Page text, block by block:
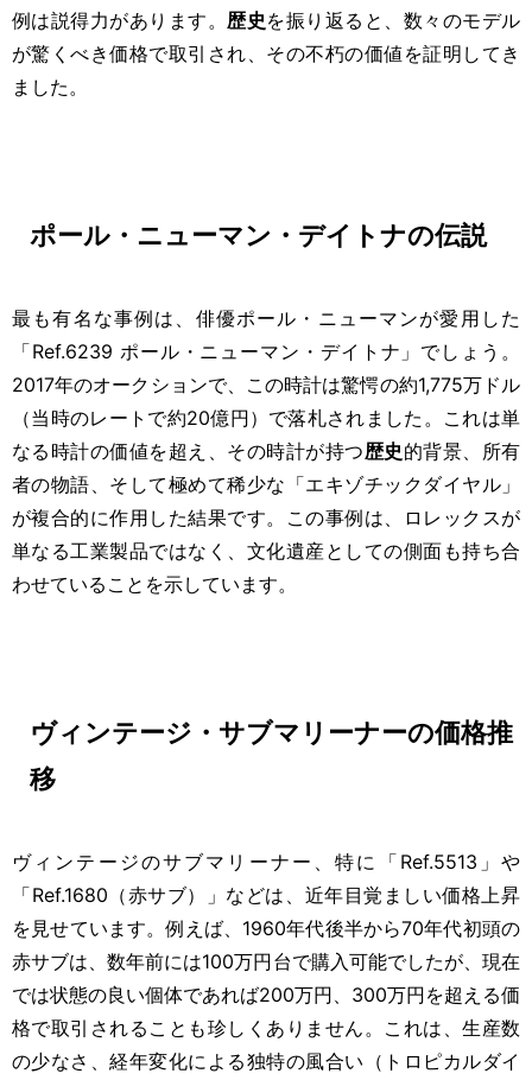
例は説得力があります。 歴史 を振り返ると、数々のモデル
が驚くべき価格で取引され、その不朽の価値を証明してき
ました。
ポール・ニューマン・デイトナの伝説
最も有名な事例は、俳優ポール・ニューマンが愛用した
「Ref.6239 ポール・ニューマン・デイトナ」でしょう。
2017年のオークションで、この時計は驚愕の約1,775万ドル
（当時のレートで約20億円）で落札されました。これは単
なる時計の価値を超え、その時計が持つ歴史 的背景、所有
者の物語、そして極めて稀少な「エキゾチックダイヤル」
が複合的に作用した結果です。この事例は、ロレックスが
単なる工業製品ではなく、文化遺産としての側面も持ち合
わせていることを示しています。
ヴィンテージ・サブマリーナーの価格推
移
ヴィンテージのサブマリーナー、特に「Ref.5513」や
「Ref.1680（赤サブ）」などは、近年目覚ましい価格上昇
を見せています。例えば、1960年代後半から70年代初頭の
赤サブは、数年前には100万円台で購入可能でしたが、現在
では状態の良い個体であれば200万円、300万円を超える価
格で取引されることも珍しくありません。これは、生産数
の少なさ、経年変化による独特の風合い（トロピカルダイ